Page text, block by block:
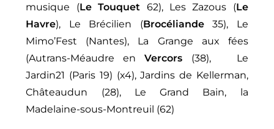
musique (Le Touquet 62), Les Zazous (Le
Havre), Le Brécilien (Brocéliande35), Le
Mimo’Fest (Nantes), La Grange aux fées
(Autrans-Méaudre enVercors (38), Le
Jardin21 (Paris 19) (x4), Jardins de Kellerman,
Châteaudun (28), Le Grand Bain, la
Madelaine-sous-Montreuil (62)